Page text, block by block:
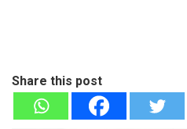
Share this post